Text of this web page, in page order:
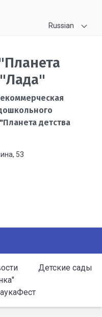
Russian
детства
53
Детские сады